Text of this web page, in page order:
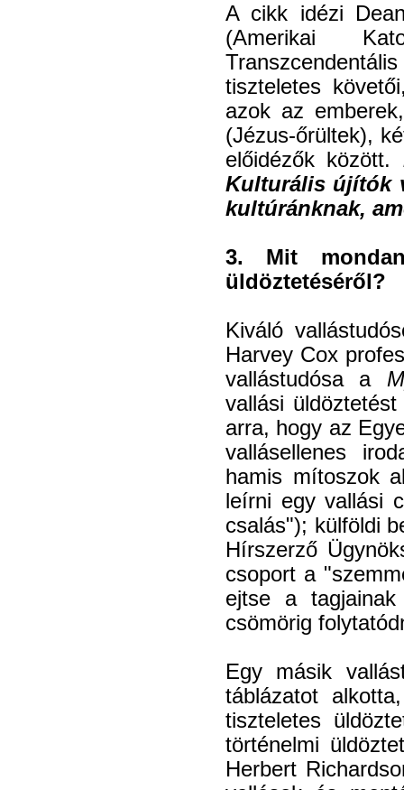
A cikk idézi
(Amerikai
tiszteletes
azok az
(Jézus-őrültek),
előidézők között.
Kulturális újítók
kultúránknak,
3. Mit
üldöztetéséről?
Kiváló
Harvey Cox
vallástudósa a
vallási
arra, hogy az
vallásellenes
hamis mítoszok
leírni egy vallási
csalás"); külföldi
Hírszerző
csoport a
ejtse a
csömörig
Egy másik
táblázatot
tiszteletes
történelmi
Herbert